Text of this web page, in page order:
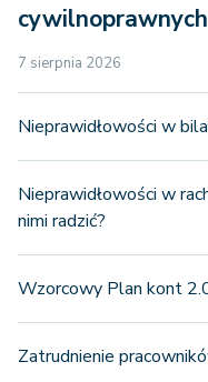
cywilnoprawnych
7 sierpnia 2026
Nieprawidłowości w
Nieprawidłowości w
nimi radzić?
Wzorcowy Plan kont
Zatrudnienie